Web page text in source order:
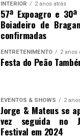
INTERIOR 2 anos atrás
57ª Expoagro e
Boiadeiro de
confirmadas
ENTRETENIMENTO 2 anos
Festa do Peão
EVENTOS & SHOWS 2
Jorge & Mateus se
vez seguida no
Festival em 2024